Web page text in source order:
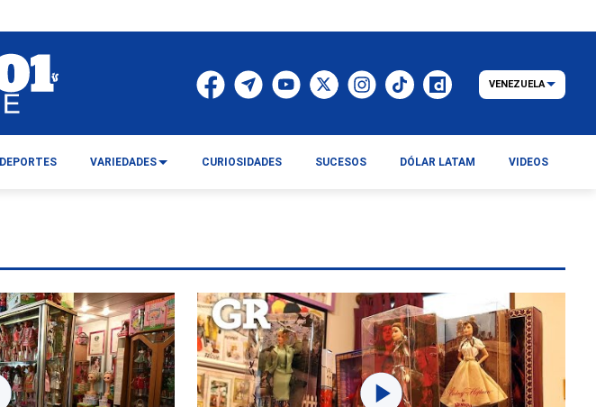
VENEZUELA
DEPORTES VARIEDADES CURIOSIDADES SUCESOS DÓLAR LATAM VIDEOS